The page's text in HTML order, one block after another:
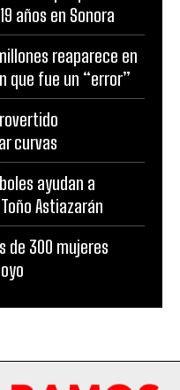
años en Sonora
reaparece en
que fue un “error”
curvas
ayudan a
Astiazarán
de 300 mujeres